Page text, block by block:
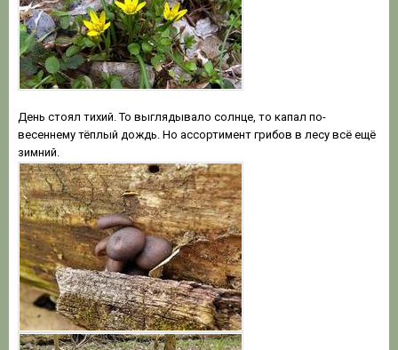
День стоял тихий. То выглядывало солнце, то капал по-
весеннему тёплый дождь. Но ассортимент грибов в лесу всё ещё
зимний.